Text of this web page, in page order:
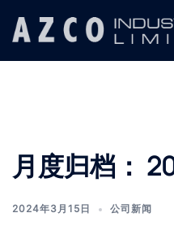
月度归档：
2024年3月15日 公司新闻